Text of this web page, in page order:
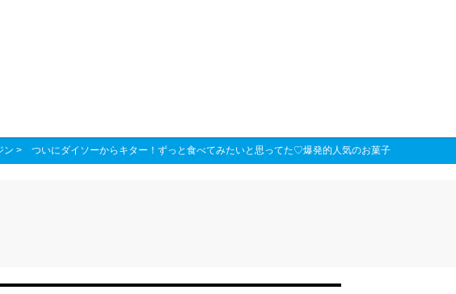
ン > ついにダイソーからキター！ずっと食べてみたいと思ってた♡爆発的人気のお菓子